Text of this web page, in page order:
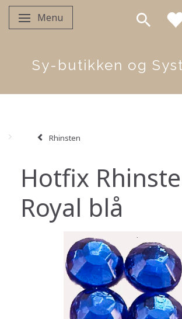
Skifte navigation
Menu
Sy-butikken og
Rhinsten
Hotfix
Royal blå